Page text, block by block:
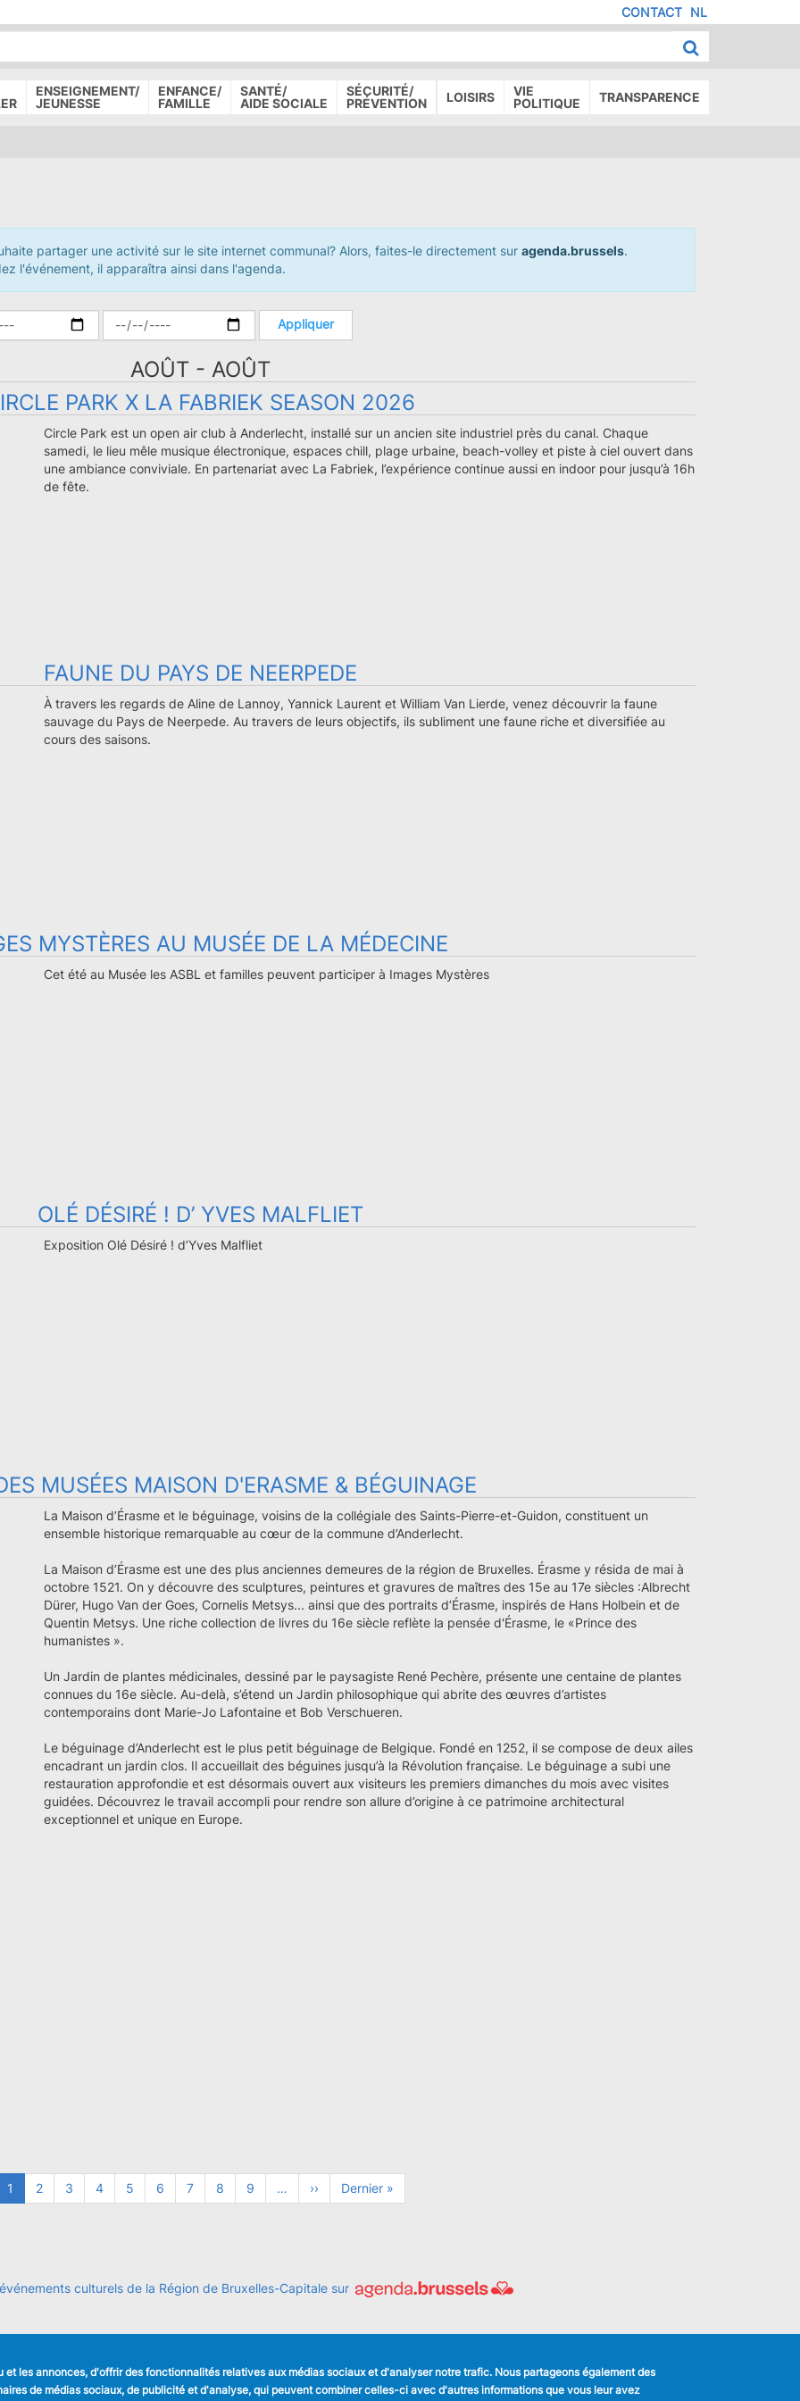
NL
MENU
DE
PAGE
CONTACT
ENSEIGNEMENT/
JEUNESSE
ENFANCE/
FAMILLE
SANTÉ/
AIDE SOCIALE
SÉCURITÉ/
PRÉVENTION
LOISIRS
VIE
POLITIQUE
TRANSPARENCE
partager une activité sur le site internet communal? Alors, faites-le directement sur agenda.brussels.
l'événement, il apparaîtra ainsi dans l'agenda.
Appliquer
AOÛT - AOÛT
PARK X LA FABRIEK SEASON 2026
Circle Park est un open air club à Anderlecht, installé sur un ancien site industriel près du canal. Chaque
samedi, le lieu mêle musique électronique, espaces chill, plage urbaine, beach-volley et piste à ciel ouvert dans
une ambiance conviviale. En partenariat avec La Fabriek, l’expérience continue aussi en indoor pour jusqu’à 16h
de fête.
FAUNE DU PAYS DE NEERPEDE
À travers les regards de Aline de Lannoy, Yannick Laurent et William Van Lierde, venez découvrir la faune
sauvage du Pays de Neerpede. Au travers de leurs objectifs, ils subliment une faune riche et diversifiée au
cours des saisons.
MYSTÈRES AU MUSÉE DE LA MÉDECINE
Cet été au Musée les ASBL et familles peuvent participer à Images Mystères
OLÉ DÉSIRÉ ! D’ YVES MALFLIET
Exposition Olé Désiré ! d’Yves Malfliet
MUSÉES MAISON D'ERASME & BÉGUINAGE
La Maison d’Érasme et le béguinage, voisins de la collégiale des Saints-Pierre-et-Guidon, constituent un
ensemble historique remarquable au cœur de la commune d’Anderlecht.
La Maison d’Érasme est une des plus anciennes demeures de la région de Bruxelles. Érasme y résida de mai à
octobre 1521. On y découvre des sculptures, peintures et gravures de maîtres des 15e au 17e siècles :Albrecht
Dürer, Hugo Van der Goes, Cornelis Metsys... ainsi que des portraits d’Érasme, inspirés de Hans Holbein et de
Quentin Metsys. Une riche collection de livres du 16e siècle reflète la pensée d'Érasme, le «Prince des
humanistes ».
Un Jardin de plantes médicinales, dessiné par le paysagiste René Pechère, présente une centaine de plantes
connues du 16e siècle. Au-delà, s’étend un Jardin philosophique qui abrite des œuvres d’artistes
contemporains dont Marie-Jo Lafontaine et Bob Verschueren.
Le béguinage d’Anderlecht est le plus petit béguinage de Belgique. Fondé en 1252, il se compose de deux ailes
encadrant un jardin clos. Il accueillait des béguines jusqu’à la Révolution française. Le béguinage a subi une
restauration approfondie et est désormais ouvert aux visiteurs les premiers dimanches du mois avec visites
guidées. Découvrez le travail accompli pour rendre son allure d’origine à ce patrimoine architectural
exceptionnel et unique en Europe.
Page
courante
1 Page
2 Page
3 Page
4 Page
5 Page
6 Page
7 Page
8 Page
9 …
Page
suivante
››
Dernière
page
Dernier »
culturels de la Région de Bruxelles-Capitale sur
LIENS UTILES
SUIVEZ NOUS
les annonces, d'offrir des fonctionnalités relatives aux médias sociaux et d'analyser notre trafic. Nous partageons également des
de médias sociaux, de publicité et d'analyse, qui peuvent combiner celles-ci avec d'autres informations que vous leur avez